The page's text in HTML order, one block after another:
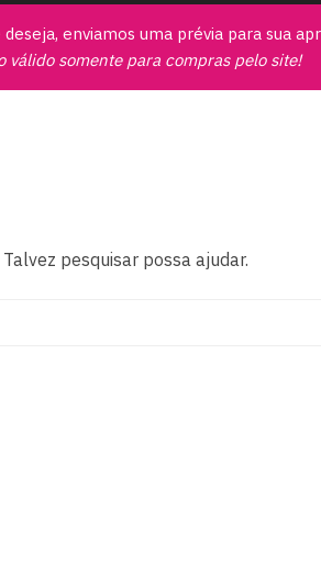
enviamos uma prévia para sua
válido somente para compras pelo site!
pesquisar possa ajudar.